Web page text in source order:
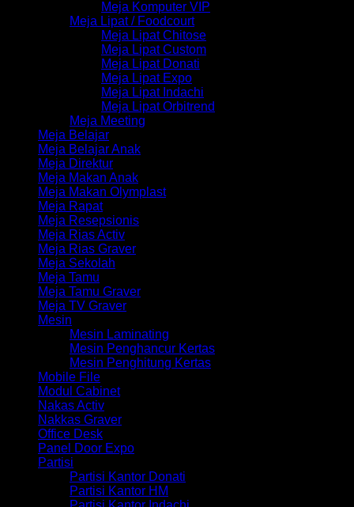
Meja Komputer VIP
Meja Lipat / Foodcourt
Meja Lipat Chitose
Meja Lipat Custom
Meja Lipat Donati
Meja Lipat Expo
Meja Lipat Indachi
Meja Lipat Orbitrend
Meja Meeting
Meja Belajar
Meja Belajar Anak
Meja Direktur
Meja Makan Anak
Meja Makan Olymplast
Meja Rapat
Meja Resepsionis
Meja Rias Activ
Meja Rias Graver
Meja Sekolah
Meja Tamu
Meja Tamu Graver
Meja TV Graver
Mesin
Mesin Laminating
Mesin Penghancur Kertas
Mesin Penghitung Kertas
Mobile File
Modul Cabinet
Nakas Activ
Nakkas Graver
Office Desk
Panel Door Expo
Partisi
Partisi Kantor Donati
Partisi Kantor HM